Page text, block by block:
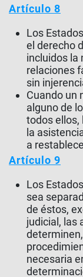
Artículo 8
Los
el derecho
incluidos la
relaciones
sin
Cuando un
alguno de
todos ellos,
la
a
Artículo 9
Los
sea
de éstos,
judicial, las
necesaria